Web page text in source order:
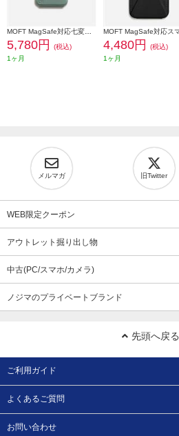
5,780円
(税込)
1ヶ月
4,480円
(税込)
1ヶ月
メルマガ 旧Twitter
WEB限定クーポン
アウトレット掘り出し物
中古(PC/スマホ/カメラ)
ノジマのプライベートブランド
先頭へ戻る
ご利用ガイド
よくあるご質問
お問い合わせ